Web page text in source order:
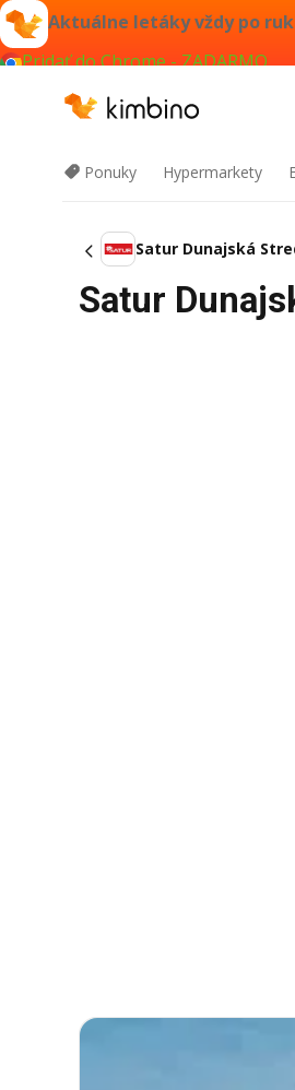
Aktuálne letáky vždy po
Pridať do Chrome - ZADARMO
Ponuky Hypermarkety
Satur Dunajská
Satur